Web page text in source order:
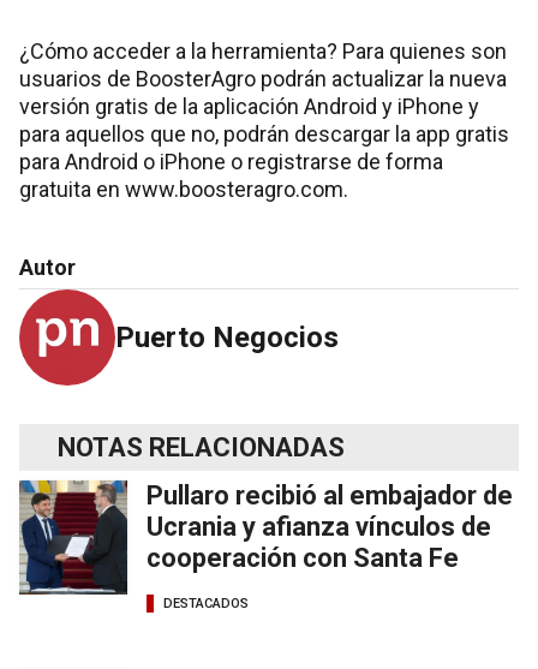
¿Cómo acceder a la herramienta? Para quienes son
usuarios de BoosterAgro podrán actualizar la nueva
versión gratis de la aplicación Android y iPhone y
para aquellos que no, podrán descargar la app gratis
para Android o iPhone o registrarse de forma
gratuita en www.boosteragro.com.
Autor
Puerto Negocios
NOTAS RELACIONADAS
Pullaro recibió al embajador de
Ucrania y afianza vínculos de
cooperación con Santa Fe
DESTACADOS